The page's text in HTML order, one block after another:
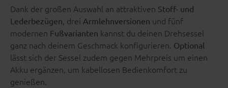
Dank der großen Auswahl an attraktiven Stoff- und
Lederbezügen, drei Armlehnversionen und fünf
modernen Fußvarianten kannst du deinen Drehsessel
ganz nach deinem Geschmack konfigurieren. Optional
lässt sich der Sessel zudem gegen Mehrpreis um einen
Akku ergänzen, um kabellosen Bedienkomfort zu
genießen.